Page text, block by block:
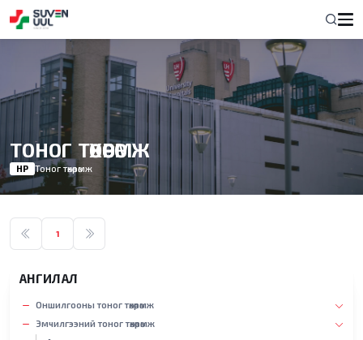
ТОНОГ ТӨХӨӨРӨМЖ
НҮҮР Тоног төхөөрөмж
1
АНГИЛАЛ
Оншилгооны тоног төхөөрөмж
Эмчилгээний тоног төхөөрөмж